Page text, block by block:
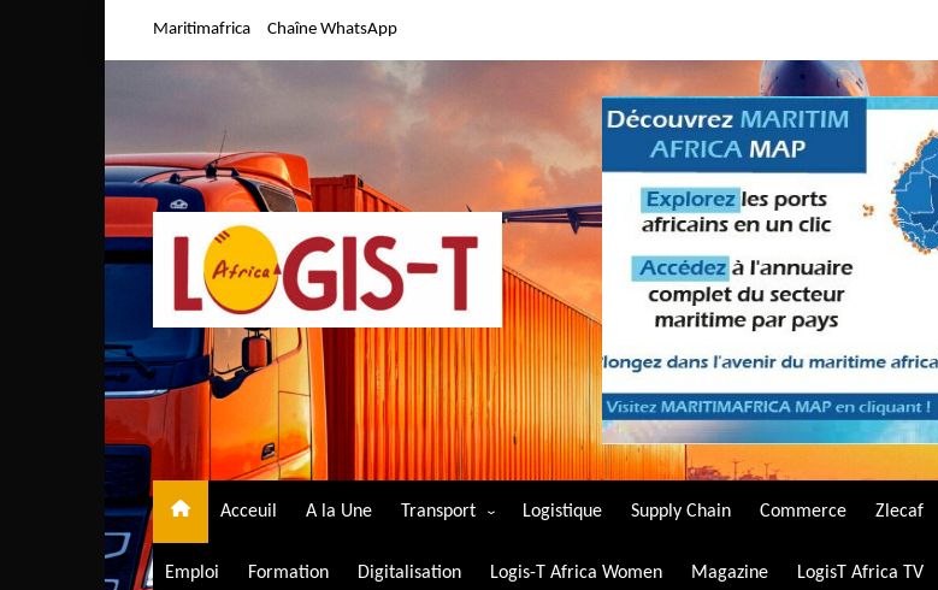
Maritimafrica Chaîne WhatsApp
Acceuil A la Une Transport
Transport aérien
Logistique Supply Chain Commerce Zlecaf
Emploi Formation Digitalisation Logis-T Africa Women Magazine LogisT Africa TV